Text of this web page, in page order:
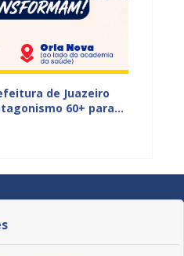
de Juazeiro
60+ para